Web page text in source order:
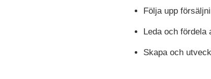
Följa upp
Leda och fördela
Skapa och